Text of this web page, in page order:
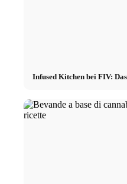
Infused Kitchen bei FIV: